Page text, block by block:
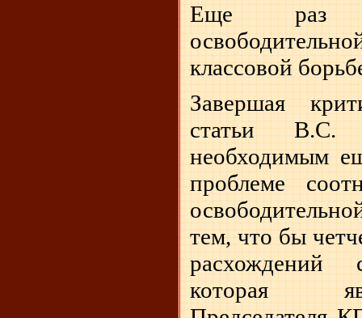
Еще раз
классовой
Завершая
статьи В.С.
необходимым
проблеме
тем, что бы
расхождений
которая